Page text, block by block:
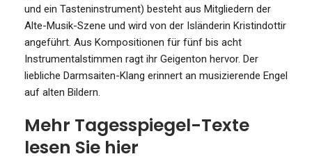
und ein Tasteninstrument) besteht aus Mitgliedern der
Alte-Musik-Szene und wird von der Isländerin Kristindottir
angeführt. Aus Kompositionen für fünf bis acht
Instrumentalstimmen ragt ihr Geigenton hervor. Der
liebliche Darmsaiten-Klang erinnert an musizierende Engel
auf alten Bildern.
Mehr Tagesspiegel-Texte
lesen Sie hier